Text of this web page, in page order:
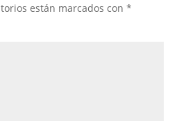
están marcados con *